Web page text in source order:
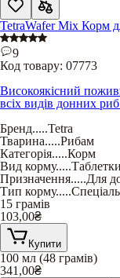
TetraWafer Mix Корм
9
Код товару: 07773
Високоякісний
всіх видів донних
Бренд.....Tetra
Тварина.....Рибам
Категорія.....Корм
Вид корму.....Таблетки
Призначення.....Для
Тип корму.....
15 грамів
103,00₴
Купити
100 мл (48 грамів)
341,00₴